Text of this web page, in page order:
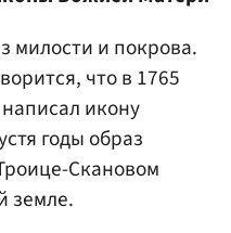
милости и покрова.
что в 1765
икону
годы образ
Скановом
земле.